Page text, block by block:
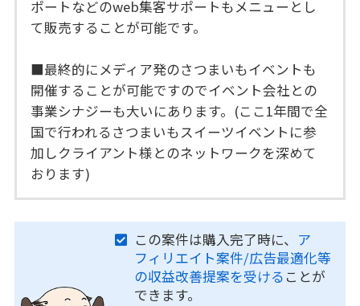
ポートなどのweb集客サポートもメニューとし
て販売することが可能です。
■最終的にメディア発のさつまいもイベントも
開催することが可能ですのでイベント会社との
事業シナジーも大いにあります。(ここ1年間で全
国で行われるさつまいもスイーツイベントに参
加しクライアント様とのネットワークを深めて
おります)
この案件は購入完了時に、 ア
フィリエイト案件/広告最適化等
の収益改善提案を受ける ことが
できます。